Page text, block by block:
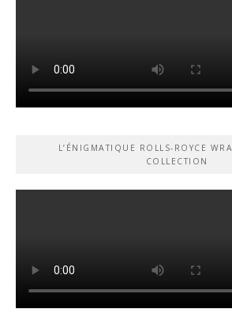
L’ÉNIGMATIQUE ROLLS-ROYCE
COLLECTION